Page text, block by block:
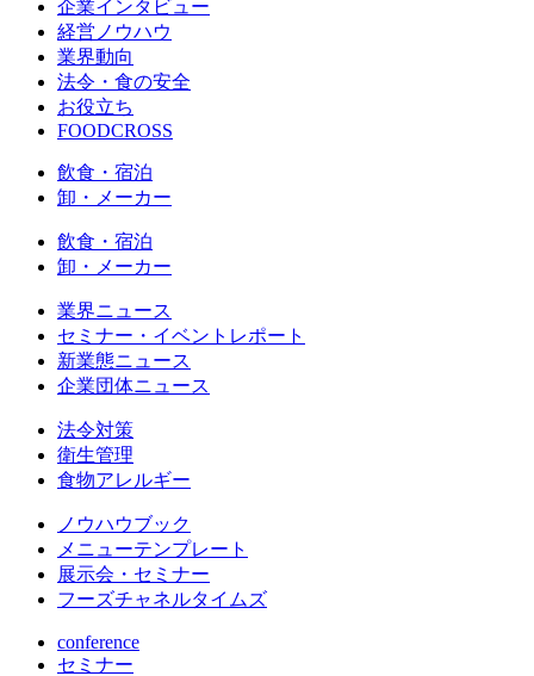
企業インタビュー
経営ノウハウ
業界動向
法令・食の安全
お役立ち
FOODCROSS
飲食・宿泊
卸・メーカー
飲食・宿泊
卸・メーカー
業界ニュース
セミナー・イベントレポート
新業態ニュース
企業団体ニュース
法令対策
衛生管理
食物アレルギー
ノウハウブック
メニューテンプレート
展示会・セミナー
フーズチャネルタイムズ
conference
セミナー